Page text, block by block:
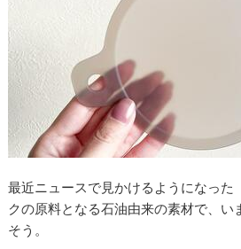
最近ニュースで見かけるようになった
クの原料となる石油由来の素材で、い
そう。